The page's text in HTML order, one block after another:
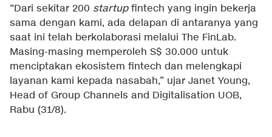
“Dari sekitar 200 startupfintech yang ingin bekerja
sama dengan kami, ada delapan di antaranya yang
saat ini telah berkolaborasi melalui The FinLab.
Masing-masing memperoleh S$ 30.000 untuk
menciptakan ekosistem fintech dan melengkapi
layanan kami kepada nasabah,” ujar Janet Young,
Head of Group Channels and Digitalisation UOB,
Rabu (31/8).